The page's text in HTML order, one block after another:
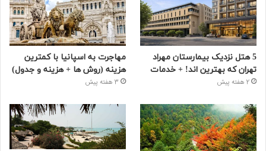
5 هتل نزدیک بیمارستان مهراد
تهران که بهترین‌ اند! + خدمات
2 هفته پیش
مهاجرت به اسپانیا با کمترین
هزینه (روش ها + هزینه و جدول)
3 هفته پیش